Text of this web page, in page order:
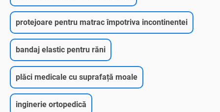
protejoare pentru matrac împotriva incontinentei
bandaj elastic pentru răni
plăci medicale cu suprafață moale
inginerie ortopedică